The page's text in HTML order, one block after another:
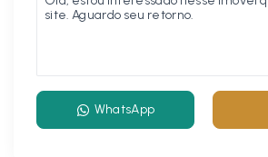
WhatsApp